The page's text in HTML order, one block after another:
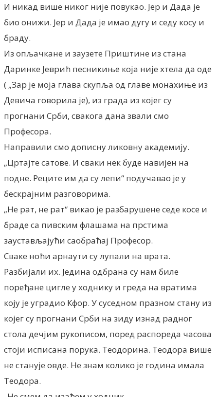
И никад више никог није повукао. Јер и Дада је
био онижи. Јер и Дада је имао дугу и седу косу и
браду.
Из опљачкане и заузете Приштине из стана
Даринке Јеврић песникиње која није хтела да оде
( „Зар је моја глава скупља од главе монахиње из
Девича говорила је), из града из којег су
прогнани Срби, свакога дана звали смо
Професора.
Направили смо дописну ликовну академију.
„Цртајте сатове. И сваки нек буде навијен на
подне. Реците им да су лепи“ подучавао је у
бескрајним разговорима.
„Не рат, не рат“ викао је разбарушене седе косе и
браде са пивским флашама на прстима
заустављајући саобраћај Професор.
Сваке ноћи арнаути су лупали на врата.
Разбијали их. Једина одбрана су нам биле
поређане цигле у ходнику и греда на вратима
коју је уградио Кфор. У суседном празном стану из
којег су прогнани Срби на зиду изнад радног
стола дечјим рукописом, поред распореда часова
стоји исписана порука. Теодорина. Теодора више
не станује овде. Не знам колико је година имала
Теодора.